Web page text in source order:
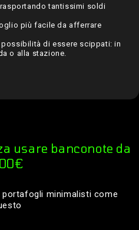
tantissimi soldi
più facile da afferrare
di essere scippati: in
o alla stazione.
usare banconote da
minimalisti come